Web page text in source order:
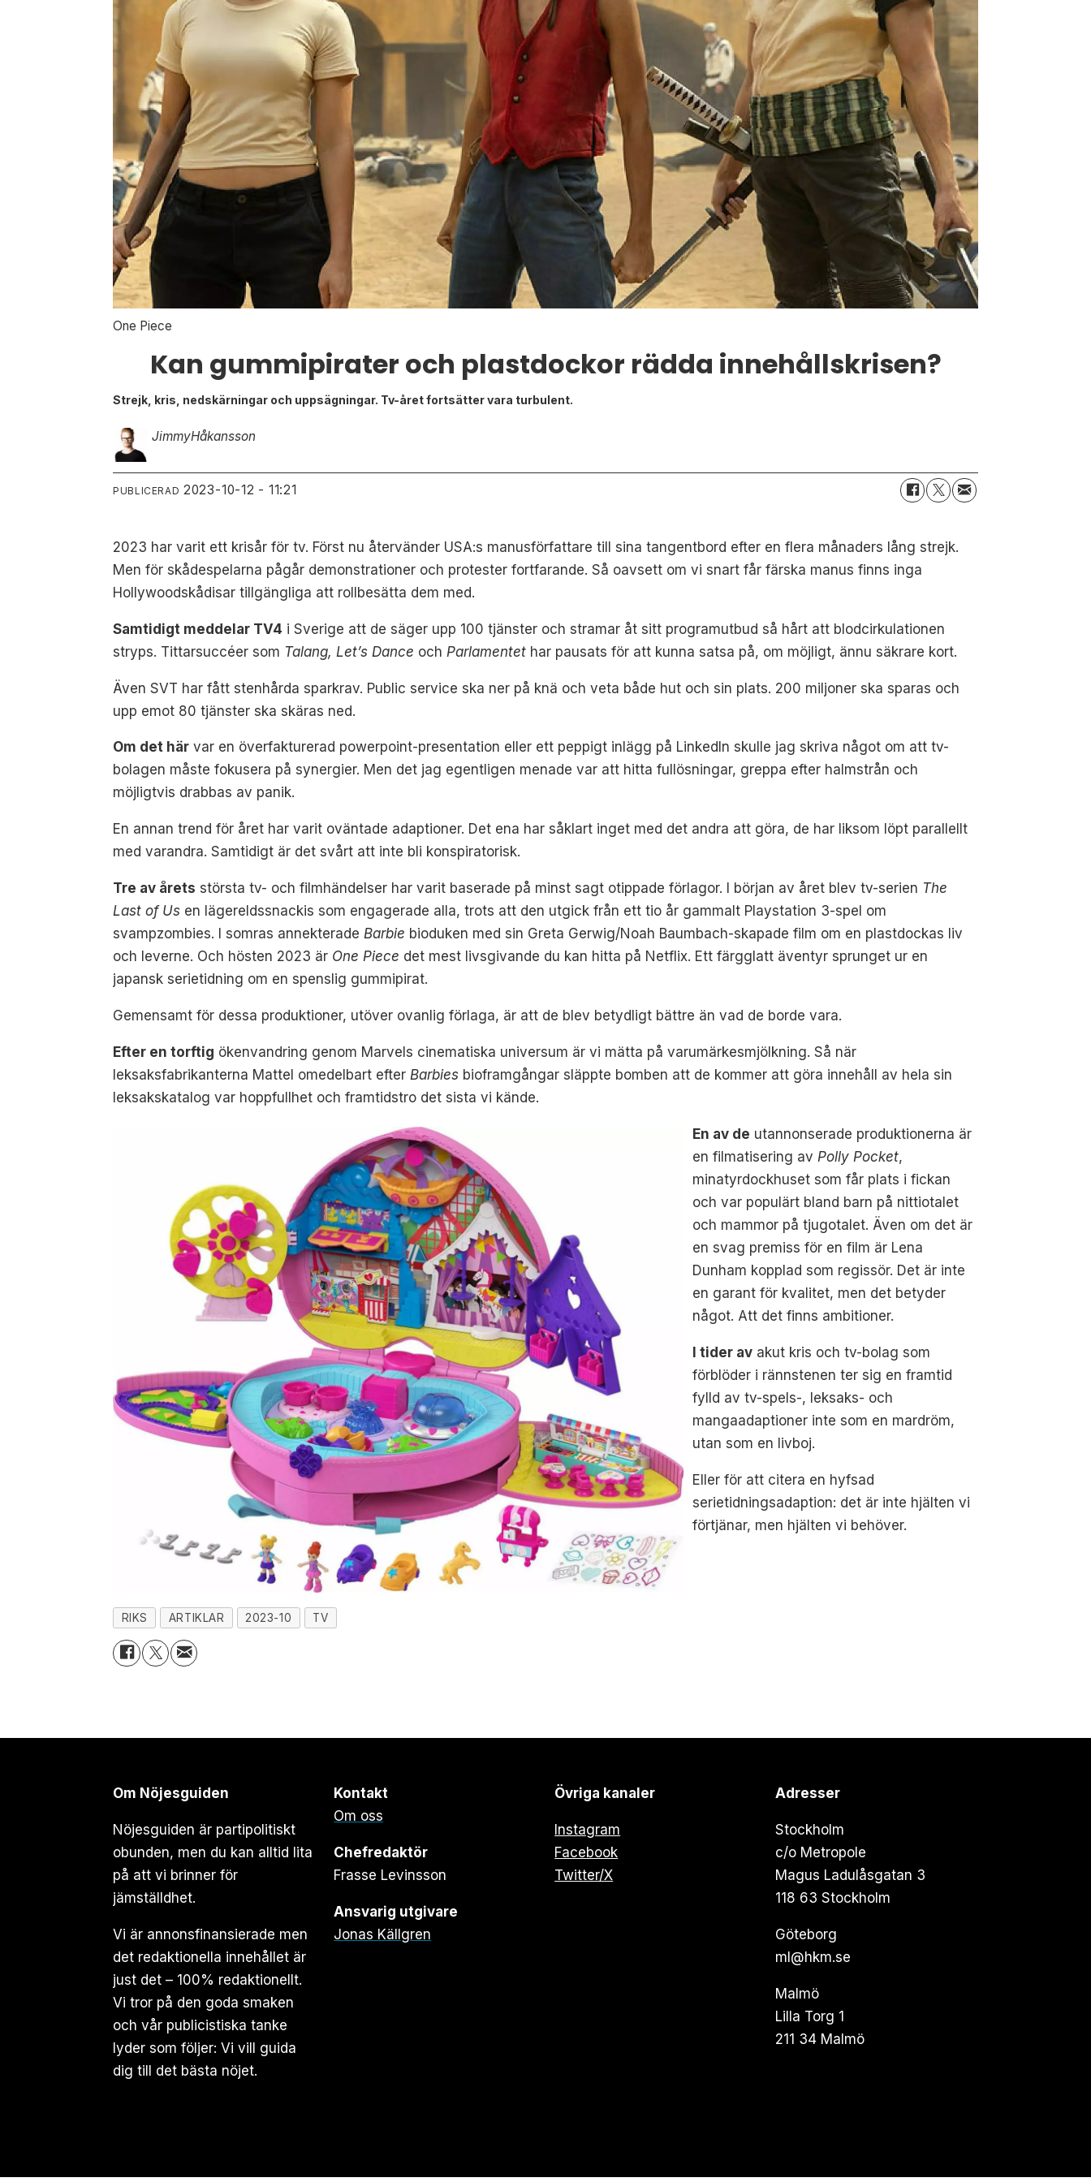
One Piece
Kan gummipirater och plastdockor rädda innehållskrisen?
Strejk, kris, nedskärningar och uppsägningar. Tv-året fortsätter vara turbulent.
JimmyHåkansson
PUBLICERAD 2023-10-12 - 11:21
2023 har varit ett krisår för tv. Först nu återvänder USA:s manusförfattare till sina tangentbord efter en flera månaders lång strejk.
Men för skådespelarna pågår demonstrationer och protester fortfarande. Så oavsett om vi snart får färska manus finns inga
Hollywoodskådisar tillgängliga att rollbesätta dem med.
Samtidigt meddelar TV4 i Sverige att de säger upp 100 tjänster och stramar åt sitt programutbud så hårt att blodcirkulationen
stryps. Tittarsuccéer som Talang, Let’s Dance och Parlamentet har pausats för att kunna satsa på, om möjligt, ännu säkrare kort.
Även SVT har fått stenhårda sparkrav. Public service ska ner på knä och veta både hut och sin plats. 200 miljoner ska sparas och
upp emot 80 tjänster ska skäras ned.
Om det här var en överfakturerad powerpoint-presentation eller ett peppigt inlägg på LinkedIn skulle jag skriva något om att tv-
bolagen måste fokusera på synergier. Men det jag egentligen menade var att hitta fullösningar, greppa efter halmstrån och
möjligtvis drabbas av panik.
En annan trend för året har varit oväntade adaptioner. Det ena har såklart inget med det andra att göra, de har liksom löpt parallellt
med varandra. Samtidigt är det svårt att inte bli konspiratorisk.
Tre av årets största tv- och filmhändelser har varit baserade på minst sagt otippade förlagor. I början av året blev tv-serien The
Last of Us en lägereldssnackis som engagerade alla, trots att den utgick från ett tio år gammalt Playstation 3-spel om
svampzombies. I somras annekteradeBarbie bioduken med sin Greta Gerwig/Noah Baumbach-skapade film om en plastdockas liv
och leverne. Och hösten 2023 är One Piece det mest livsgivande du kan hitta på Netflix. Ett färgglatt äventyr sprunget ur en
japansk serietidning om en spenslig gummipirat.
Gemensamt för dessa produktioner, utöver ovanlig förlaga, är att de blev betydligt bättre än vad de borde vara.
Efter en torftig ökenvandring genom Marvels cinematiska universum är vi mätta på varumärkesmjölkning. Så när
leksaksfabrikanterna Mattel omedelbart efterBarbies bioframgångar släppte bomben att de kommer att göra innehåll av hela sin
leksakskatalog var hoppfullhet och framtidstro det sista vi kände.
En av de utannonserade produktionerna är
en filmatisering avPolly Pocket,
minatyrdockhuset som får plats i fickan
och var populärt bland barn på nittiotalet
och mammor på tjugotalet. Även om det är
en svag premiss för en film är Lena
Dunham kopplad som regissör. Det är inte
en garant för kvalitet, men det betyder
något. Att det finns ambitioner.
I tider av akut kris och tv-bolag som
förblöder i rännstenen ter sig en framtid
fylld av tv-spels-, leksaks- och
mangaadaptioner inte som en mardröm,
utan som en livboj.
Eller för att citera en hyfsad
serietidningsadaption: det är inte hjälten vi
förtjänar, men hjälten vi behöver.
RIKS ARTIKLAR 2023-10 TV
Om Nöjesguiden
Nöjesguiden är partipolitiskt
obunden, men du kan alltid lita
på att vi brinner för
jämställdhet.
Vi är annonsfinansierade men
det redaktionella innehållet är
just det – 100% redaktionellt.
Vi tror på den goda smaken
och vår publicistiska tanke
lyder som följer: Vi vill guida
dig till det bästa nöjet.
Kontakt
Om oss
Chefredaktör
Frasse Levinsson
Ansvarig utgivare
Jonas Källgren
Övriga kanaler
Instagram
Facebook
Twitter/X
Adresser
Stockholm
c/o Metropole
Magus Ladulåsgatan 3
118 63 Stockholm
Göteborg
ml@hkm.se
Malmö
Lilla Torg 1
211 34 Malmö